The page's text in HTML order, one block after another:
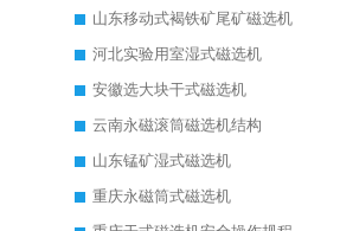
山东移动式褐铁矿尾矿磁选机
河北实验用室湿式磁选机
安徽选大块干式磁选机
云南永磁滚筒磁选机结构
山东锰矿湿式磁选机
重庆永磁筒式磁选机